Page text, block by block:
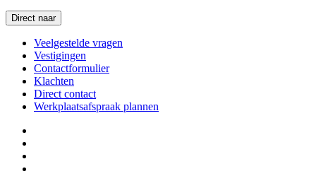
Direct naar
Veelgestelde vragen
Vestigingen
Contactformulier
Klachten
Direct contact
Werkplaatsafspraak plannen